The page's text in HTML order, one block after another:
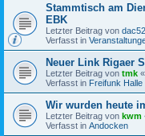
Stammtisch am
EBK
Letzter Beitrag von
Verfasst in
Neuer Link Rigaer
Letzter Beitrag von tmk «
Verfasst in Freifunk Halle
Wir wurden heute
Letzter Beitrag von kwm
Verfasst in Andocken